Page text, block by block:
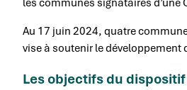
Au 17 juin 2024, quatre
vise à soutenir le
Les objectifs du